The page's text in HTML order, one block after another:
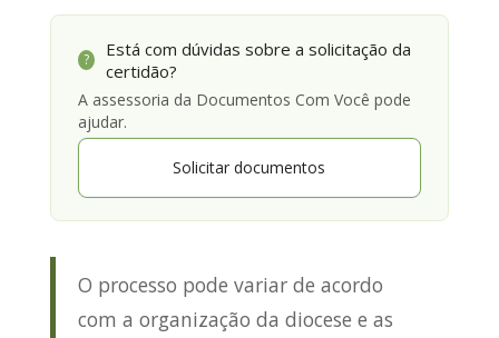
?
Está com dúvidas sobre a solicitação da
certidão?
A assessoria da Documentos Com Você pode
ajudar.
Solicitar documentos
O processo pode variar de acordo
com a organização da diocese e as